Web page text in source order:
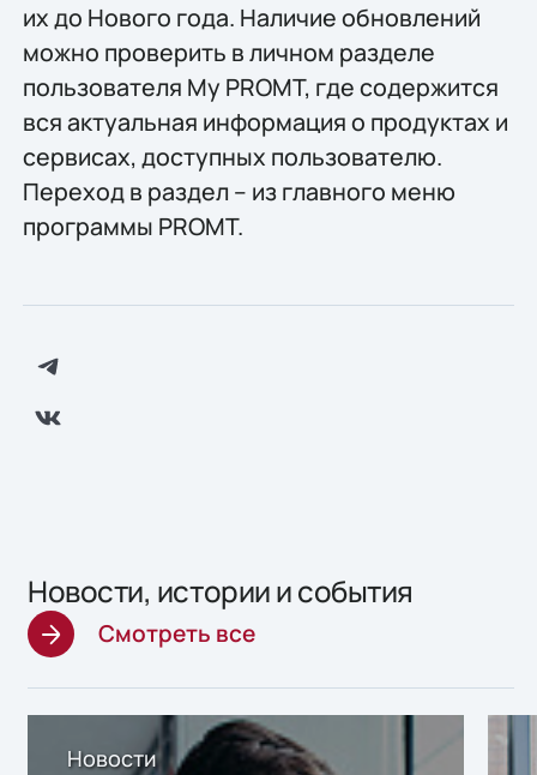
их до Нового года. Наличие обновлений
можно проверить в личном разделе
пользователя My PROMT, где содержится
вся актуальная информация о продуктах и
сервисах, доступных пользователю.
Переход в раздел – из главного меню
программы PROMT.
Новости, истории и события
Смотреть все
Новости